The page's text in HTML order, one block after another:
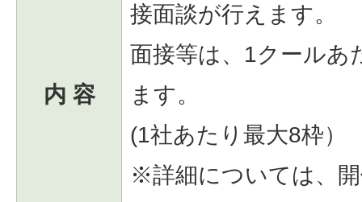
内 容
接面談が行えます。
面接等は、1クールあ
ます。
(1社あたり最大8枠）
※詳細については、